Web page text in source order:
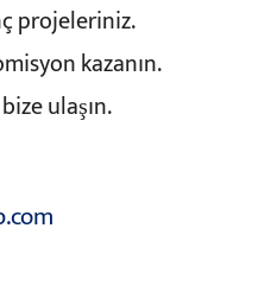
projeleriniz.
kazanın.
ulaşın.